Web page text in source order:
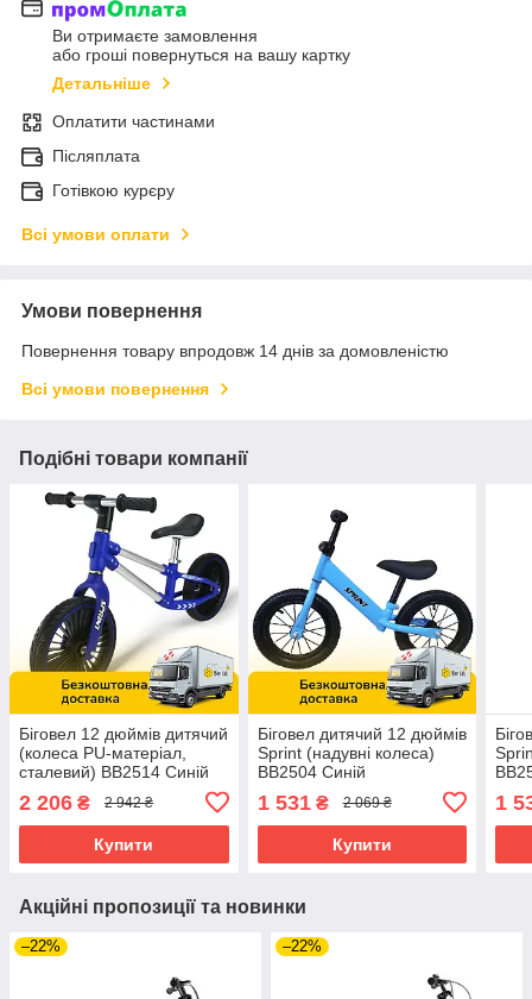
Ви отримаєте замовлення
або гроші повернуться на вашу картку
Детальніше
Оплатити частинами
Післяплата
Готівкою курєру
Всі умови оплати
Умови повернення
Повернення товару впродовж 14 днів за домовленістю
Всі умови повернення
Подібні товари компанії
Біговел 12 дюймів дитячий
(колеса PU-матеріал,
сталевий) BB2514 Синій
2 206 ₴ 2 942 ₴
Купити
Біговел дитячий 12 дюймів
Sprint (надувні колеса)
BB2504 Синій
1 531₴ 2 069 ₴
Купити
1
Акційні пропозиції та новинки
–22% –22%